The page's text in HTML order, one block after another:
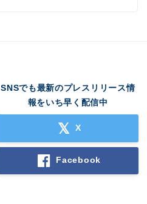
SNSでも最新のプレスリリース情
報をいち早く配信中
X
Facebook